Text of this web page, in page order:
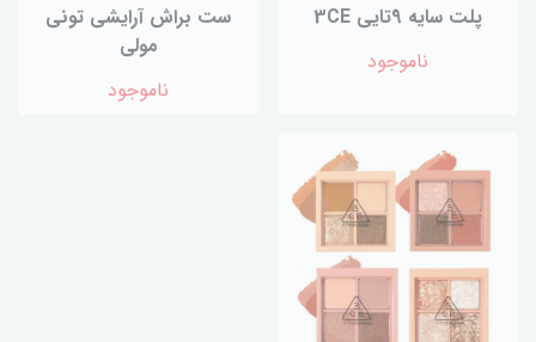
پلت سایه 9تایی 3CE
ناموجود
ست براش آرایشی تونی
مولی
ناموجود